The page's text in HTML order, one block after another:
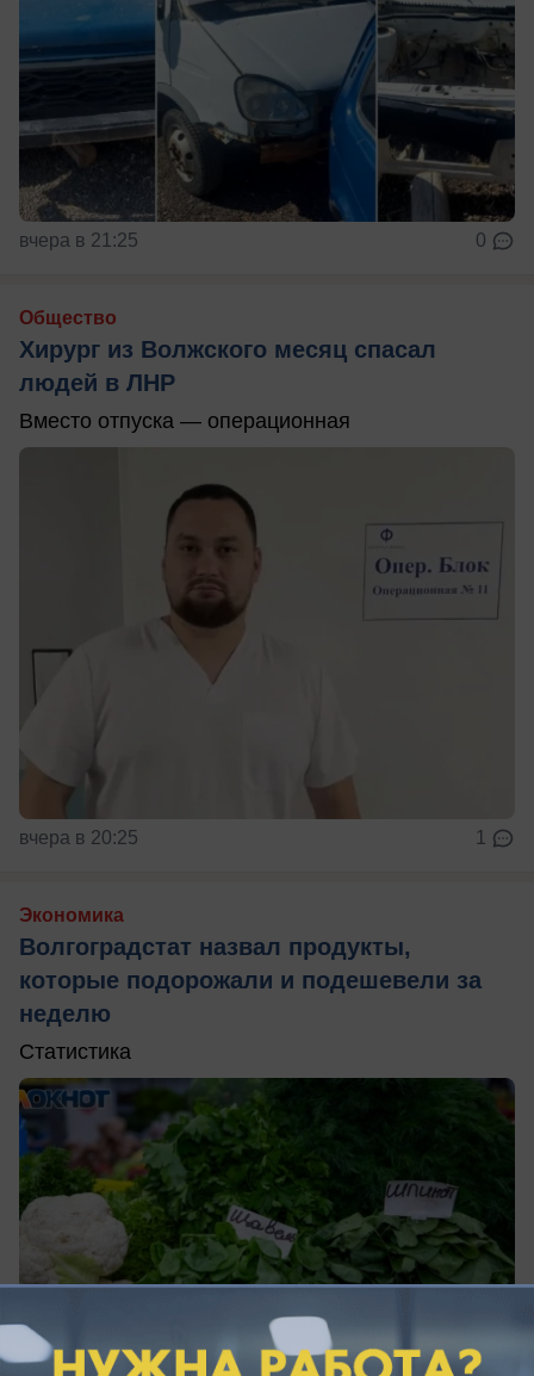
вчера в 21:25 0
Общество
Хирург из Волжского месяц спасал
людей в ЛНР
Вместо отпуска — операционная
вчера в 20:25 1
Экономика
Волгоградстат назвал продукты,
которые подорожали и подешевели за
неделю
Статистика